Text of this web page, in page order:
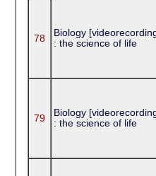
78
Biology
: the science of life
79
Biology
: the science of life